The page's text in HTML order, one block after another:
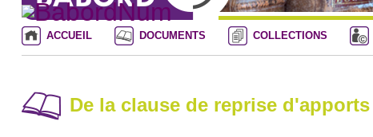
ACCUEIL DOCUMENTS COLLECTIONS
De la clause de reprise